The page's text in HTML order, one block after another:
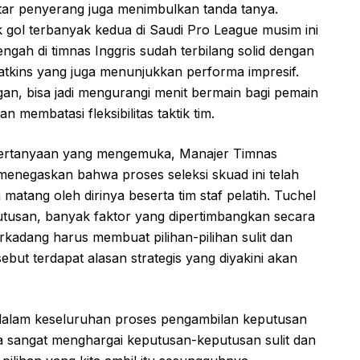
penyerang juga menimbulkan tanda tanya.
terbanyak kedua di Saudi Pro League musim ini
di timnas Inggris sudah terbilang solid dengan
yang juga menunjukkan performa impresif.
bisa jadi mengurangi menit bermain bagi pemain
membatasi fleksibilitas taktik tim.
yang mengemuka, Manajer Timnas
bahwa proses seleksi skuad ini telah
oleh dirinya beserta tim staf pelatih. Tuchel
banyak faktor yang dipertimbangkan secara
harus membuat pilihan-pilihan sulit dan
terdapat alasan strategis yang diyakini akan
keseluruhan proses pengambilan keputusan
menghargai keputusan-keputusan sulit dan